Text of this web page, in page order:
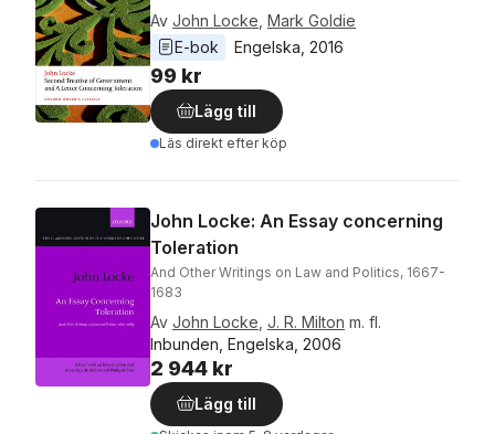
Av John Locke Mark Goldie
E-bok
Engelska 2016
99 kr
Lägg till
Läs direkt efter köp
John Locke: An Essay concerning
Toleration
And Other Writings on Law and Politics, 1667-
1683
Av John Locke J. R. Milton m. fl.
Inbunden, Engelska, 2006
2 944 kr
Lägg till